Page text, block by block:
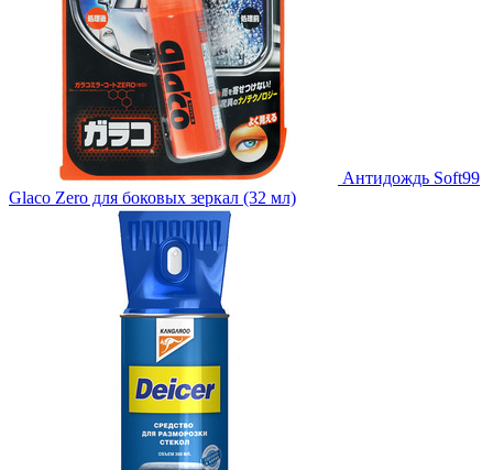
Антидождь Soft99
Glaco Zero для боковых зеркал (32 мл)